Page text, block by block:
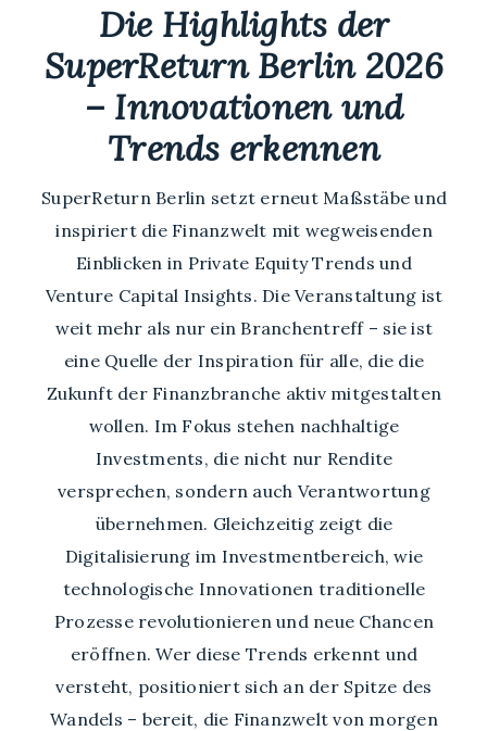
Die Highlights der
SuperReturn Berlin 2026
– Innovationen und
Trends erkennen
SuperReturn Berlin setzt erneut Maßstäbe und
inspiriert die Finanzwelt mit wegweisenden
Einblicken in Private Equity Trends und
Venture Capital Insights. Die Veranstaltung ist
weit mehr als nur ein Branchentreff – sie ist
eine Quelle der Inspiration für alle, die die
Zukunft der Finanzbranche aktiv mitgestalten
wollen. Im Fokus stehen nachhaltige
Investments, die nicht nur Rendite
versprechen, sondern auch Verantwortung
übernehmen. Gleichzeitig zeigt die
Digitalisierung im Investmentbereich, wie
technologische Innovationen traditionelle
Prozesse revolutionieren und neue Chancen
eröffnen. Wer diese Trends erkennt und
versteht, positioniert sich an der Spitze des
Wandels – bereit, die Finanzwelt von morgen